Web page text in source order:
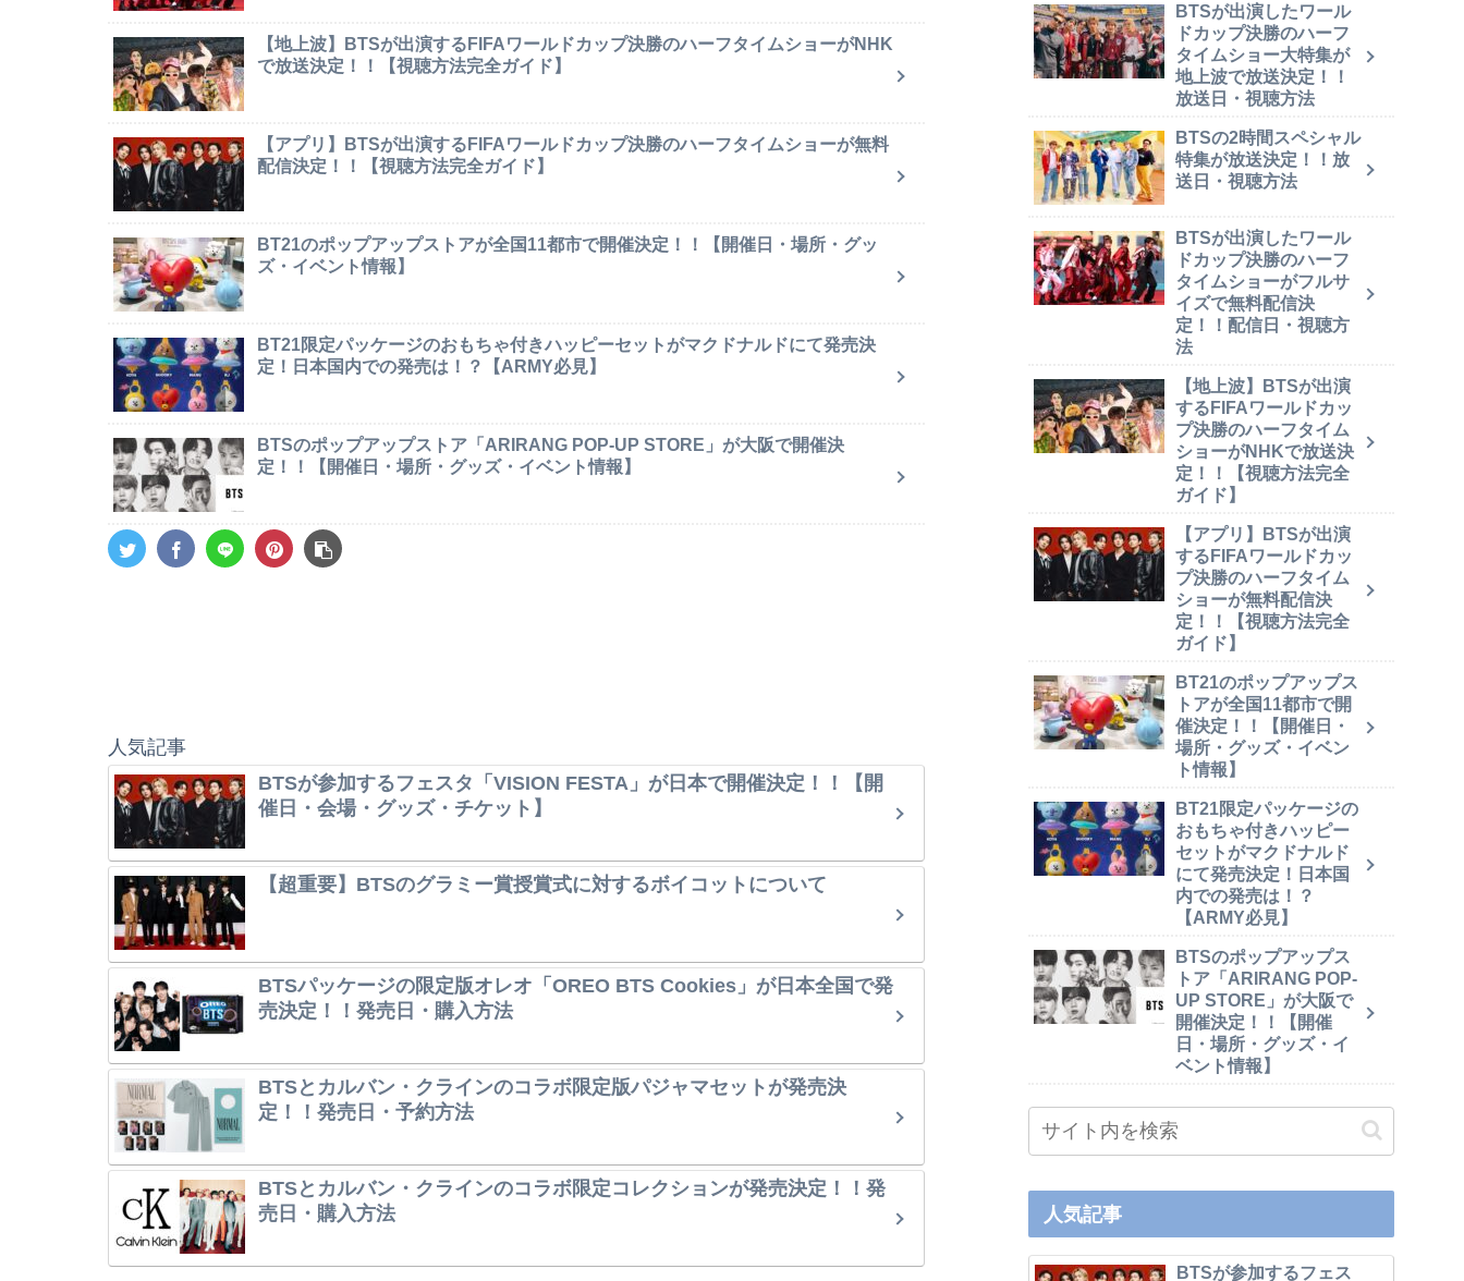
【地上波】BTSが出演するFIFAワールドカップ決勝のハーフタイムショーがNHK
で放送決定！！【視聴方法完全ガイド】
【アプリ】BTSが出演するFIFAワールドカップ決勝のハーフタイムショーが無料
配信決定！！【視聴方法完全ガイド】
BT21のポップアップストアが全国11都市で開催決定！！【開催日・場所・グッ
ズ・イベント情報】
BT21限定パッケージのおもちゃ付きハッピーセットがマクドナルドにて発売決
定！日本国内での発売は！？【ARMY必見】
BTSのポップアップストア「ARIRANG POP-UP STORE」が大阪で開催決
定！！【開催日・場所・グッズ・イベント情報】
人気記事
BTSが参加するフェスタ「VISION FESTA」が日本で開催決定！！【開
催日・会場・グッズ・チケット】
【超重要】BTSのグラミー賞授賞式に対するボイコットについて
BTSパッケージの限定版オレオ「OREO BTS Cookies」が日本全国で発
売決定！！発売日・購入方法
BTSとカルバン・クラインのコラボ限定版パジャマセットが発売決
定！！発売日・予約方法
BTSとカルバン・クラインのコラボ限定コレクションが発売決定！！発
売日・購入方法
BTSが出演したワール
ドカップ決勝のハーフ
タイムショー大特集が
地上波で放送決定！！
放送日・視聴方法
BTSの2時間スペシャル
特集が放送決定！！放
送日・視聴方法
BTSが出演したワール
ドカップ決勝のハーフ
タイムショーがフルサ
イズで無料配信決
定！！配信日・視聴方
法
【地上波】BTSが出演
するFIFAワールドカッ
プ決勝のハーフタイム
ショーがNHKで放送決
定！！【視聴方法完全
ガイド】
【アプリ】BTSが出演
するFIFAワールドカッ
プ決勝のハーフタイム
ショーが無料配信決
定！！【視聴方法完全
ガイド】
BT21のポップアップス
トアが全国11都市で開
催決定！！【開催日・
場所・グッズ・イベン
ト情報】
BT21限定パッケージの
おもちゃ付きハッピー
セットがマクドナルド
にて発売決定！日本国
内での発売は！？
【ARMY必見】
BTSのポップアップス
トア「ARIRANG POP-
UP STORE」が大阪で
開催決定！！【開催
日・場所・グッズ・イ
ベント情報】
人気記事
BTSが参加するフェス